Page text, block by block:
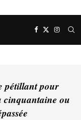
pétillant pour
cinquantaine ou